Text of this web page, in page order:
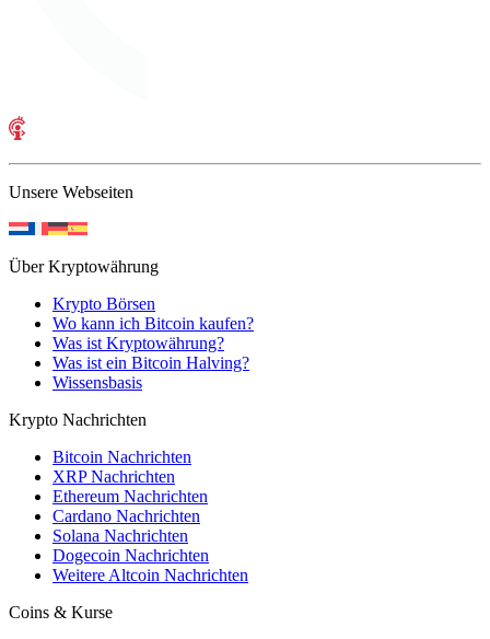
Unsere Webseiten
Über Kryptowährung
Krypto Börsen
Wo kann ich Bitcoin kaufen?
Was ist Kryptowährung?
Was ist ein Bitcoin Halving?
Wissensbasis
Krypto Nachrichten
Bitcoin Nachrichten
XRP Nachrichten
Ethereum Nachrichten
Cardano Nachrichten
Solana Nachrichten
Dogecoin Nachrichten
Weitere Altcoin Nachrichten
Coins & Kurse